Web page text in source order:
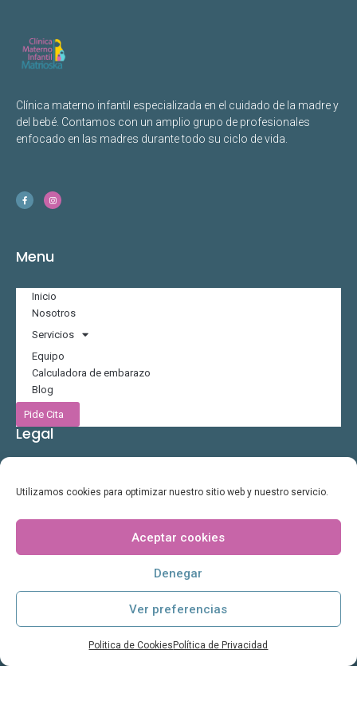
Utilizamos cookies para optimizar nuestro sitio web y nuestro servicio.
Aceptar cookies
Denegar
Ver preferencias
Politica de Cookies Política de Privacidad
Clínica materno infantil especializada en el cuidado de la madre y
del bebé. Contamos con un amplio grupo de profesionales
enfocado en las madres durante todo su ciclo de vida.
Menu
Inicio
Nosotros
Servicios
Equipo
Calculadora de embarazo
Blog
Pide Cita
Legal
Politica de Cookies
Contacto
C/ Ramon y Cajal 9, 30202Cartagena
968 39 20 29
Horario
Lun-Vie 9h a 13h y 16h a 21h